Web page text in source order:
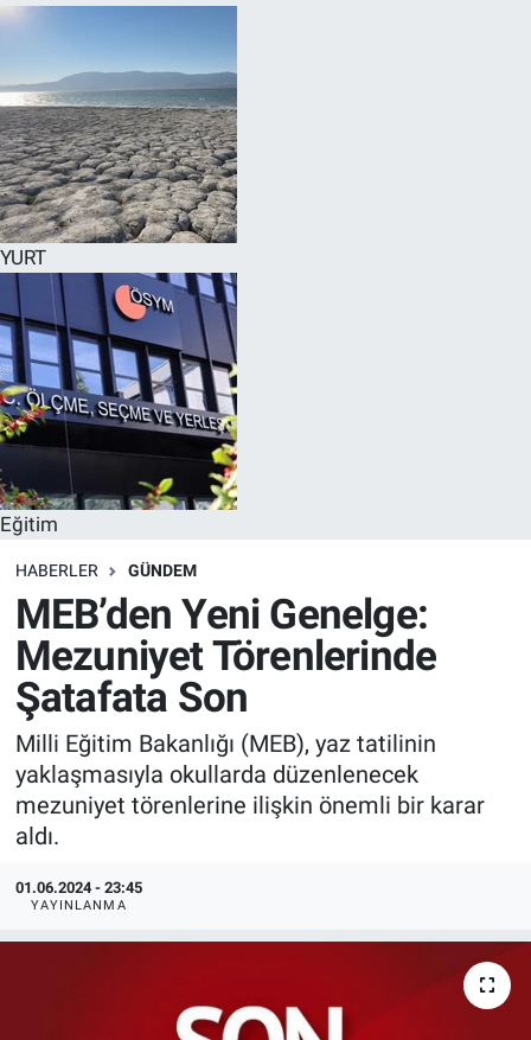
YURT
Eğitim
HABERLER GÜNDEM
MEB’den Yeni Genelge:
Mezuniyet Törenlerinde
Şatafata Son
Milli Eğitim Bakanlığı (MEB), yaz tatilinin
yaklaşmasıyla okullarda düzenlenecek
mezuniyet törenlerine ilişkin önemli bir karar
aldı.
01.06.2024 - 23:45
YAYINLANMA